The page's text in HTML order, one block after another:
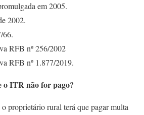
em 2005.
2002.
66.
RFB nº 256/2002
RFB nº 1.877/2019.
o ITR não for pago?
proprietário rural terá que pagar multa